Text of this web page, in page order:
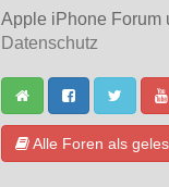
Apple iPhone Forum
Datenschutz
Alle Foren als